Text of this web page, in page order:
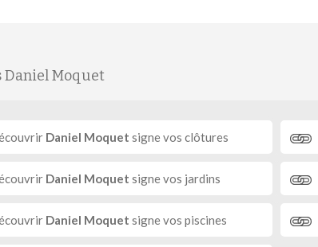
Daniel Moquet
Daniel Moquet signe vos clôtures
Daniel Moquet signe vos jardins
Daniel Moquet signe vos piscines